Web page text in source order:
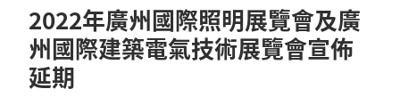
2022年廣州國際照明展覽會及廣
州國際建築電氣技術展覽會宣佈
延期